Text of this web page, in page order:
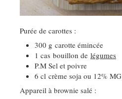
Purée de carottes :
300 g carotte émincée
1 cas bouillon de légumes
P.M Sel et poivre
6 cl crème soja ou 12% MG
Appareil à brownie salé :